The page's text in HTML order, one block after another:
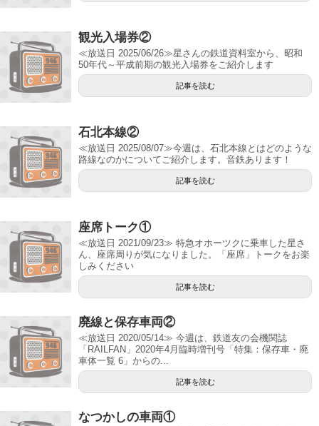
観光入場券②
≪放送日 2025/06/26≫星さんの鉄道資料室から、昭和
50年代～平成前期の観光入場券をご紹介します
記事を読む
石北本線②
≪放送日 2025/08/07≫今週は、石北本線とはどのような
路線なのかについてご紹介します。音鉄あります！
記事を読む
座席トーク①
≪放送日 2021/09/23≫ 特急オホーツクに乗車した星さ
ん、座席周りが気になりました。「座席」トークをお楽
しみください
記事を読む
廃線と保存車両②
≪放送日 2020/05/14≫ 今週は、鉄道友の会機関誌
「RAILFAN」2020年4月臨時増刊号「特集：保存車・廃
車体一覧 6」からの...
記事を読む
なつかしの車両①